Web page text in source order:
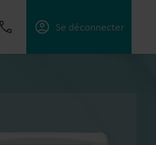
Se déconnecter